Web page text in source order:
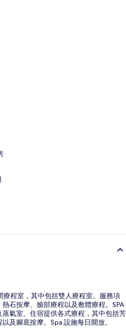
療程室，其中包括雙人療程室。服務項
石按摩、臉部療程以及敷體療程。SPA
氣室。住宿提供各式療程，其中包括芳
及腳底按摩。Spa 設施每日開放。